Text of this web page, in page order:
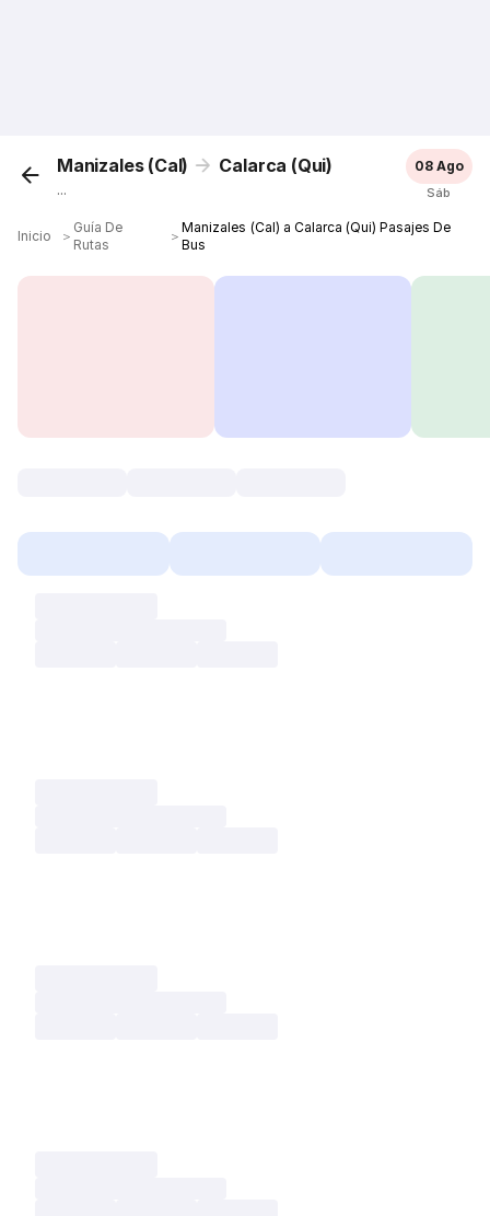
Manizales (Cal) Calarca (Qui)
...
08 Ago
Sáb
Inicio ＞
Guía De
Rutas
＞
Manizales (Cal) a Calarca (Qui) Pasajes De
Bus